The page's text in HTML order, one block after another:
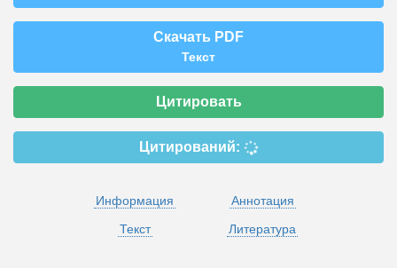
Скачать PDF
Текст
Цитировать
Цитирований:
Информация
Аннотация
Текст
Литература